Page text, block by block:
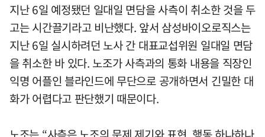
지난 6일 예정됐던 일대일 면담을 사측이 취소한 것을 두
고는 시간끌기라고 비난했다. 앞서 삼성바이오로직스는
지난 6일 실시하려던 노사 간 대표교섭위원 일대일 면담
을 취소한 바 있다. 노조가 사측과의 통화 내용을 직장인
익명 어플인 블라인드에 무단으로 공개하면서 긴밀한 대
화가 어렵다고 판단했기 때문이다.